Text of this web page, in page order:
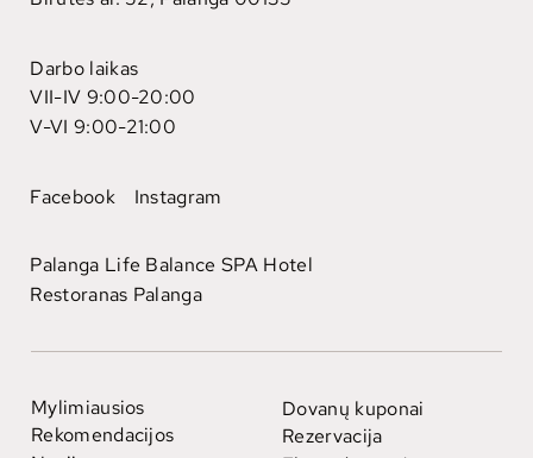
Mylimiausios
Rekomendacijos
Dovanų kuponai
Rezervacija
Darbo laikas
VII-IV 9:00-20:00
V-VI 9:00-21:00
Facebook Instagram
Palanga Life Balance SPA Hotel
Restoranas Palanga